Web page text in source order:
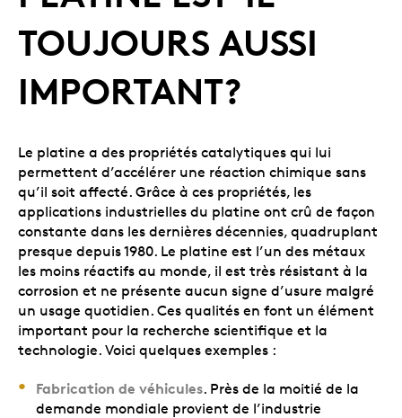
TOUJOURS AUSSI
IMPORTANT?
Le platine a des propriétés catalytiques qui lui
permettent d’accélérer une réaction chimique sans
qu’il soit affecté. Grâce à ces propriétés, les
applications industrielles du platine ont crû de façon
constante dans les dernières décennies, quadruplant
presque depuis 1980. Le platine est l’un des métaux
les moins réactifs au monde, il est très résistant à la
corrosion et ne présente aucun signe d’usure malgré
un usage quotidien. Ces qualités en font un élément
important pour la recherche scientifique et la
technologie. Voici quelques exemples :
Fabrication de véhicules. Près de la moitié de la
demande mondiale provient de l’industrie